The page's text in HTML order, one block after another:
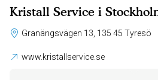
Kristall Service i
Granängsvägen 13, 135 45 Tyresö
www.kristallservice.se